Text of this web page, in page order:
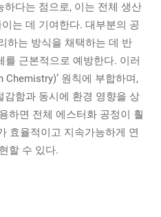
다는 점으로, 이는 전체 생산
는 데 기여한다. 대부분의 공
하는 방식을 채택하는 데 반
를 근본적으로 예방한다. 이러
Chemistry)’ 원칙에 부합하며,
감함과 동시에 환경 영향을 상
하면 전체 에스터화 공정이 훨
효율적이고 지속가능하게 연
할 수 있다.